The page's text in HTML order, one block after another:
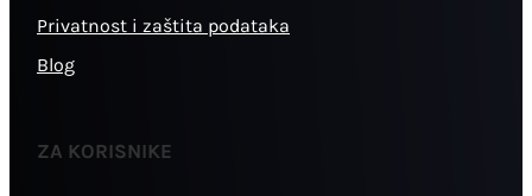
Privatnost i zaštita podataka
Blog
ZA KORISNIKE